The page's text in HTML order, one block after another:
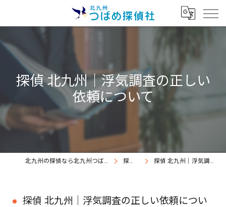
探偵 北九州｜浮気調査の正しい
依頼について
北九州の探偵なら北九州つばめ探偵社｜証拠満載提出継続中 探偵コラム 探偵 北九州｜浮気調査の正しい依頼について
探偵 北九州｜浮気調査の正しい依頼につい